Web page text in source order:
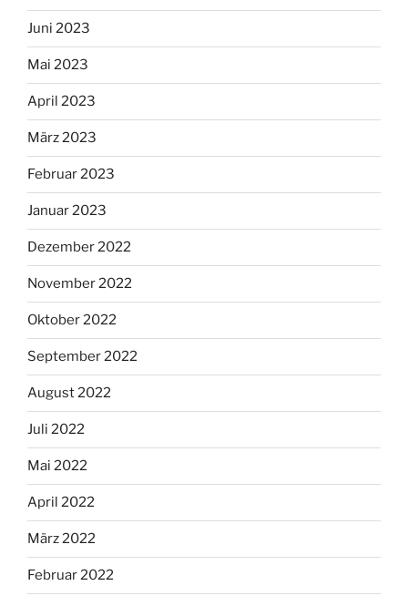
Juni 2023
Mai 2023
April 2023
März 2023
Februar 2023
Januar 2023
Dezember 2022
November 2022
Oktober 2022
September 2022
August 2022
Juli 2022
Mai 2022
April 2022
März 2022
Februar 2022